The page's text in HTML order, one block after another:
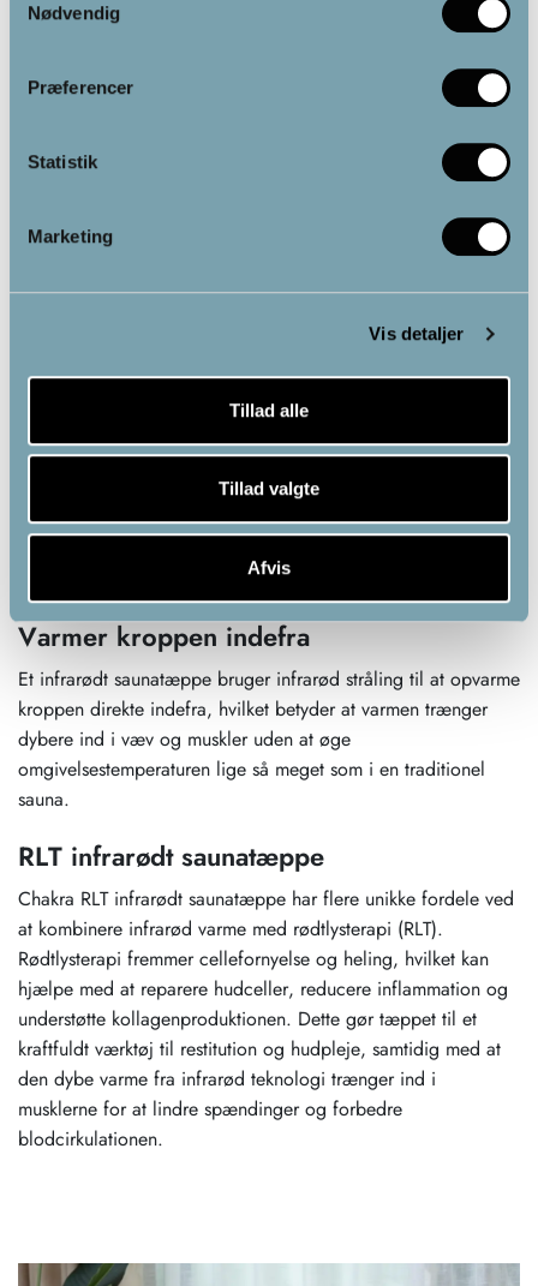
Nødvendig
Præferencer
Statistik
Marketing
Vis detaljer
Tillad alle
Tillad valgte
Afvis
Hvorfor vælge et infrarødt saunatæppe i
stedet for en traditionel sauna?
Et infrarødt saunatæppe og en traditionel sauna fungerer på
forskellige måder, når det gælder varmegenerering, og har
forskellige fordele. I en traditionel sauna opvarmes luften
Varmer kroppen indefra
Et infrarødt saunatæppe bruger infrarød stråling til at opvarme
kroppen direkte indefra, hvilket betyder at varmen trænger
dybere ind i væv og muskler uden at øge
omgivelsestemperaturen lige så meget som i en traditionel
sauna.
RLT infrarødt saunatæppe
Chakra RLT infrarødt saunatæppe har flere unikke fordele ved
at kombinere infrarød varme med rødtlysterapi (RLT).
Rødtlysterapi fremmer cellefornyelse og heling, hvilket kan
hjælpe med at reparere hudceller, reducere inflammation og
understøtte kollagenproduktionen. Dette gør tæppet til et
kraftfuldt værktøj til restitution og hudpleje, samtidig med at
den dybe varme fra infrarød teknologi trænger ind i
musklerne for at lindre spændinger og forbedre
blodcirkulationen.